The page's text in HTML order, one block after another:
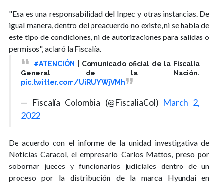
"Esa es una responsabilidad del Inpec y otras instancias. De
igual manera, dentro del preacuerdo no existe, ni se habla de
este tipo de condiciones, ni de autorizaciones para salidas o
permisos", aclaró la Fiscalía.
#ATENCIÓN
| Comunicado oficial de la Fiscalía
General de la Nación.
pic.twitter.com/UiRUYWjVMh
— Fiscalía Colombia (@FiscaliaCol) March 2,
2022
De acuerdo con el informe de la unidad investigativa de
Noticias Caracol, el empresario Carlos Mattos, preso por
sobornar jueces y funcionarios judiciales dentro de un
proceso por la distribución de la marca Hyundai en